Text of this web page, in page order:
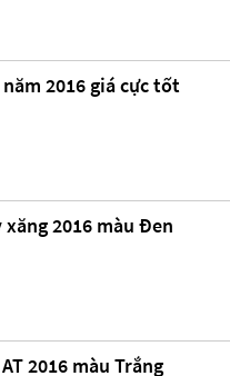
năm 2016 giá cực tốt
xăng 2016 màu Đen
2016 màu Trắng